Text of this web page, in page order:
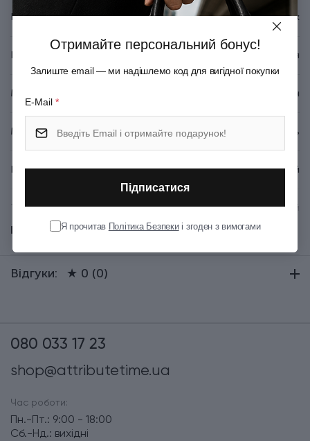
Бренд Victorinox
Країна походження Швейцарія
Матеріал руків'я/накладок Поліпропілен
Матеріал леза Неіржавна сталь
Колір Жовтий
Тип випуску товару Серійний
Показати всі
Відгуки: ★ 0 (0)
080 033 17 23
shop@attributetime.ua
Час роботи:
Пн.-Пт.: 9:00 - 18:00
Сб.-Нд.: вихідні
Отримайте персональний бонус!
Залиште email — ми надішлемо код для вигідної покупки
E-Mail *
Підписатися
Я прочитав Політика Безпекиі згоден з вимогами